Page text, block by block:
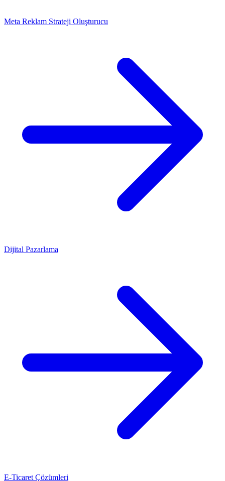
Meta Reklam Strateji Oluşturucu
Dijital Pazarlama
E-Ticaret Çözümleri